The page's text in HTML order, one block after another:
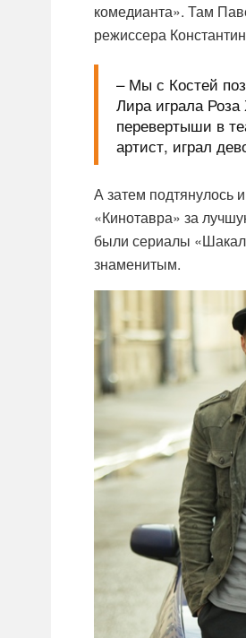
комедианта». Там
режиссера
– Мы с Костей
Лира играла
перевертыши в
артист, играл
А затем подтянулось
«Кинотавра» за
были сериалы
знаменитым.